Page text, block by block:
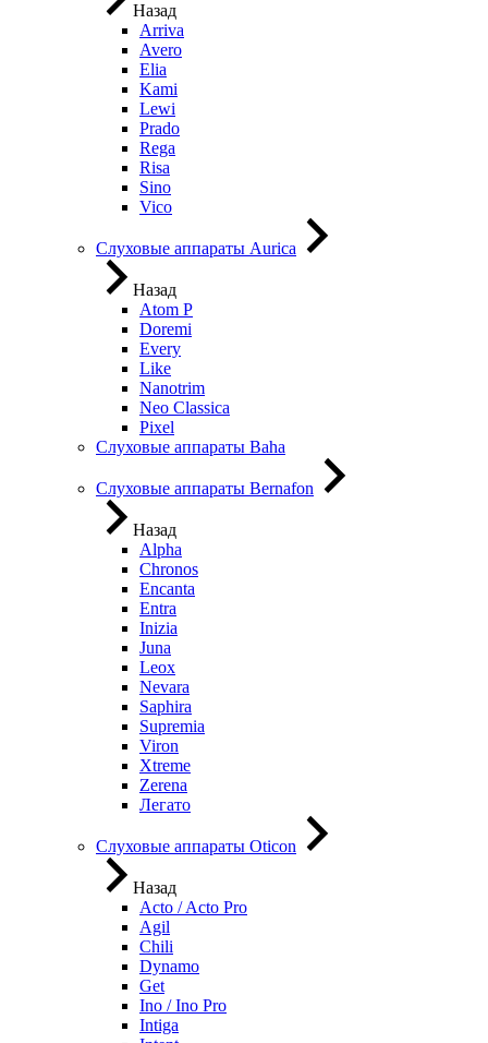
Назад
Arriva
Avero
Elia
Kami
Lewi
Prado
Rega
Risa
Sino
Vico
Слуховые аппараты Aurica
Назад
Atom P
Doremi
Every
Like
Nanotrim
Neo Classica
Pixel
Слуховые аппараты Baha
Слуховые аппараты Bernafon
Назад
Alpha
Chronos
Encanta
Entra
Inizia
Juna
Leox
Nevara
Saphira
Supremia
Viron
Xtreme
Zerena
Легато
Слуховые аппараты Oticon
Назад
Acto / Acto Pro
Agil
Chili
Dynamo
Get
Ino / Ino Pro
Intiga